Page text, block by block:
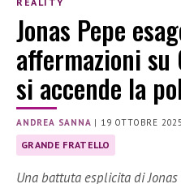
Jonas Pepe
affermazioni su
si accende la
ANDREA SANNA | 19 OTTOBRE 2025
GRANDE FRATELLO
Una battuta esplicita di Jonas